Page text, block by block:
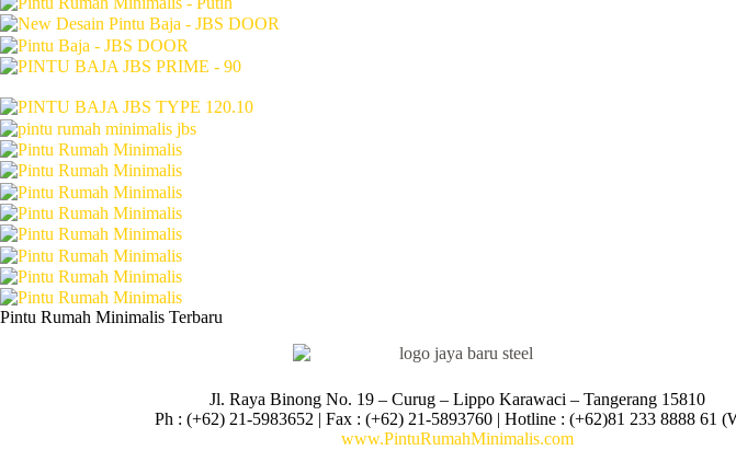
Pintu Rumah Minimalis Terbaru
Jl. Raya Binong No. 19 – Curug –Lippo Karawaci – Tangerang 15810
Ph : (+62) 21-5983652 | Fax : (+62) 21-5893760 | Hotline : (+62)81 233 8888 61
www.PintuRumahMinimalis.com